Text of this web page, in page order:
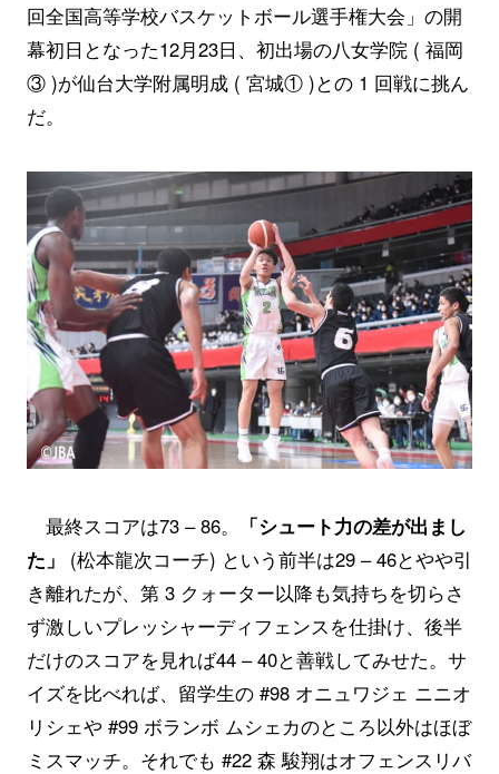
回全国高等学校バスケットボール選手権大会」の開
幕初日となった12月23日、初出場の八女学院 ( 福岡
③ )が仙台大学附属明成 ( 宮城① )との 1 回戦に挑ん
だ。
最終スコアは73 – 86。
「シュート力の差が出まし
た」
(松本龍次コーチ) という前半は29 – 46とやや引
き離れたが、第 3 クォーター以降も気持ちを切らさ
ず激しいプレッシャーディフェンスを仕掛け、後半
だけのスコアを見れば44 – 40と善戦してみせた。サ
イズを比べれば、留学生の #98 オニュワジェ ニニオ
リシェや #99 ボランボ ムシェカのところ以外はほぼ
ミスマッチ。それでも #️22 森 駿翔はオフェンスリバ